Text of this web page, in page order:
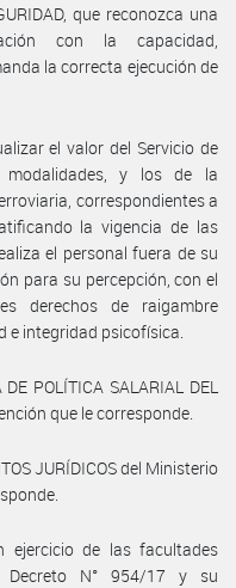
que reconozca una
con la capacidad,
la correcta ejecución de
el valor del Servicio de
y los de la
correspondientes a
la vigencia de las
el personal fuera de su
para su percepción, con el
derechos de raigambre
e integridad psicofísica.
POLÍTICA SALARIAL DEL
que le corresponde.
JURÍDICOS del Ministerio
ejercicio de las facultades
N° 954/17 y su